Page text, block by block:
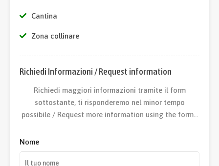
Cantina
Zona collinare
Richiedi Informazioni / Request information
Richiedi maggiori informazioni tramite il form
sottostante, ti risponderemo nel minor tempo
possibile / Request more information using the form…
Nome